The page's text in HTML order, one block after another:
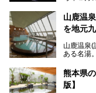
今回は再
ます。和
ライトア
日、の合
見所を徹
山鹿温
を地元
山鹿温泉(
ある名湯
泉質であ
今回は地
熊本県
版】